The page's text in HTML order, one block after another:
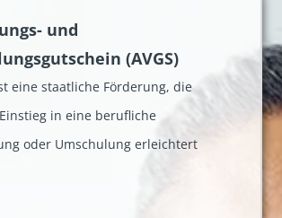
und
(AVGS)
eine staatliche Förderung, die
in eine berufliche
oder Umschulung erleichtert